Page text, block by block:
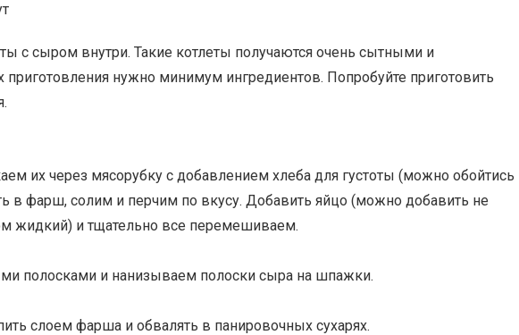
с сыром внутри. Такие котлеты получаются очень сытными и
нужно минимум ингредиентов. Попробуйте приготовить
их через мясорубку с добавлением хлеба для густоты (можно обойтись
в фарш, солим и перчим по вкусу. Добавить яйцо (можно добавить не
жидкий) и тщательно все перемешиваем.
полосками и нанизываем полоски сыра на шпажки.
слоем фарша и обвалять в панировочных сухарях.